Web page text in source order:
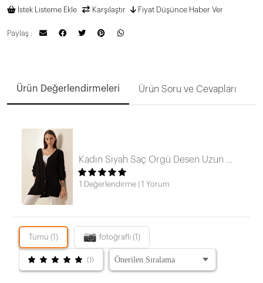
İstek Listeme Ekle Karşılaştır Fiyat Düşünce Haber Ver
Paylaş :
Ürün Değerlendirmeleri Ürün Soru ve Cevapları
Kadın Siyah Saç Örgü Desen Uzun Düğmeli Rahat Kesim Triko Hırka HZL23W-BD1100691
1 Değerlendirme 1 Yorum
Tümü (1) fotoğraflı (1)
(1)